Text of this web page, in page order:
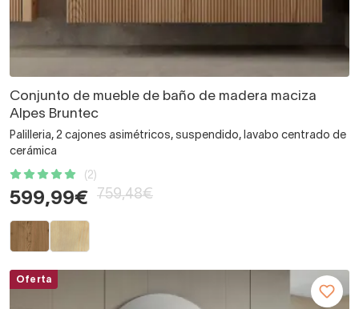
Conjunto de mueble de baño de madera maciza
Alpes Bruntec
Palilleria, 2 cajones asimétricos, suspendido, lavabo centrado de
cerámica
(2)
599,99€ 759,48€
Oferta